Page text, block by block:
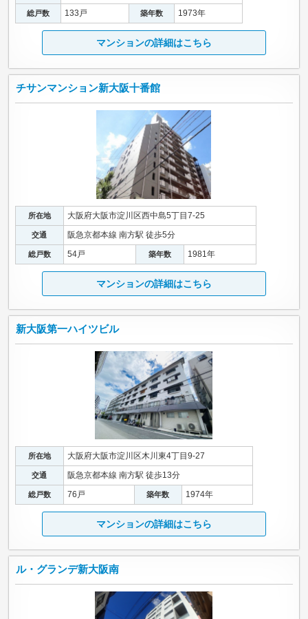
総戸数 133戸 築年数 1973年
マンションの詳細はこちら
チサンマンション新大阪十番館
所在地 大阪府大阪市淀川区西中島5丁目7-25
交通 阪急京都本線 南方駅 徒歩5分
総戸数 54戸 築年数 1981年
マンションの詳細はこちら
新大阪第一ハイツビル
所在地 大阪府大阪市淀川区木川東4丁目9-27
交通 阪急京都本線 南方駅 徒歩13分
総戸数 76戸 築年数 1974年
マンションの詳細はこちら
ル・グランデ新大阪南